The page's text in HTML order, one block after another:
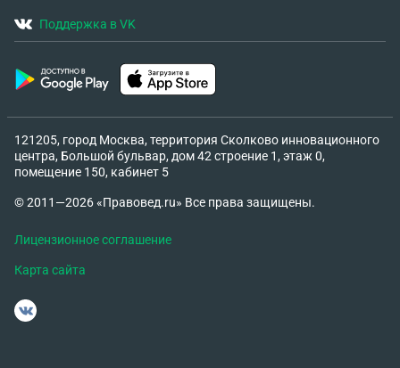
Поддержка в VK
121205, город Москва, территория Сколково инновационного
центра, Большой бульвар, дом 42 строение 1, этаж 0,
помещение 150, кабинет 5
© 2011—2026 «Правовед.ru» Все права защищены.
Лицензионное соглашение
Карта сайта